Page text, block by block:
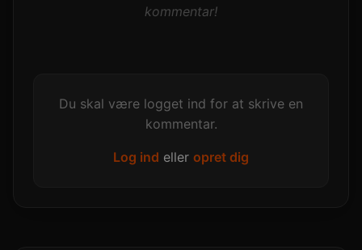
kommentar!
Du skal være logget ind for at skrive en
kommentar.
Log ind eller opret dig